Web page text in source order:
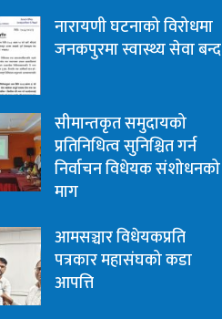
नारायणी घटनाको विरोधमा
जनकपुरमा स्वास्थ्य सेवा बन्द
सीमान्तकृत समुदायको
प्रतिनिधित्व सुनिश्चित गर्न
निर्वाचन विधेयक संशोधनको
माग
आमसञ्चार विधेयकप्रति
पत्रकार महासंघको कडा
आपत्ति